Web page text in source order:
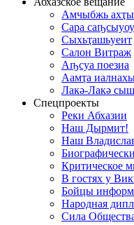
Амчыбжь
Сара
Сыхьҭашьуеит
Салон Витраж
Аҧсуа поезиа
Аамҭа
Лакә-Лакә
Спецпроекты
Реки Абхазии
Наш Дырмит!
Наш
Критическое
В гостях у
Бойцы
Народная
Сила